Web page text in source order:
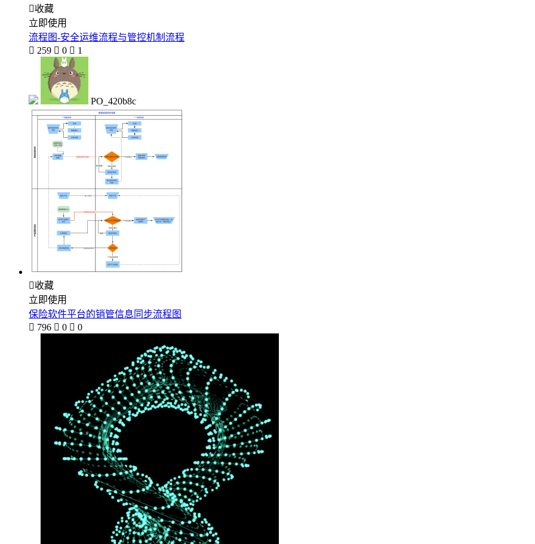
收藏
立即使用
流程图-安全运维流程与管控机制流程
 259  0  1
PO_420b8c
收藏
立即使用
保险软件平台的销管信息同步流程图
 796  0  0